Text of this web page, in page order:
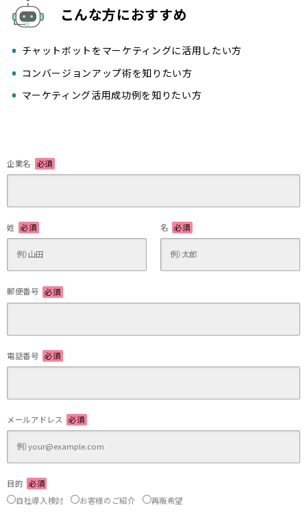
こんな方におすすめ
チャットボットをマーケティングに活用したい方
コンバージョンアップ術を知りたい方
マーケティング活用成功例を知りたい方
企業名 必須
姓 必須 名 必須
郵便番号 必須
電話番号 必須
メールアドレス 必須
目的 必須
自社導入検討
お客様のご紹介
再販希望